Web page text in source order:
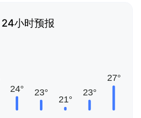
24小时预报